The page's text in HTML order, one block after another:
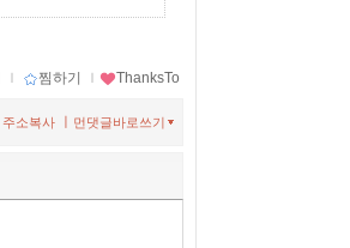
ｌ 찜하기 ｌ ThanksTo
먼댓글바로쓰기
주소복사